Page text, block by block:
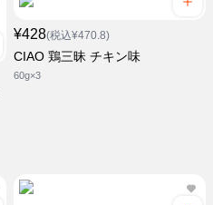
¥428(税込¥470.8)
CIAO 鶏三昧 チキン味
60g×3